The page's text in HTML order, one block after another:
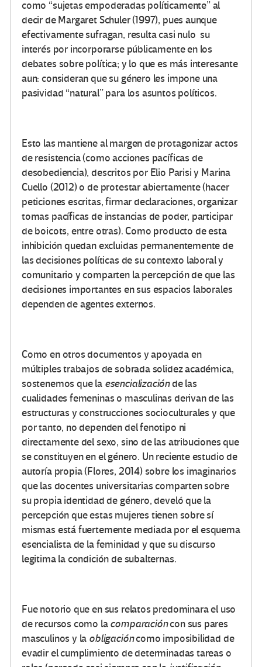
como “sujetas empoderadas políticamente” al
decir de Margaret Schuler (1997), pues aunque
efectivamente sufragan, resulta casi nulo su
interés por incorporarse públicamente en los
debates sobre política; y lo que es más interesante
aun: consideran que su género les impone una
pasividad “natural” para los asuntos políticos.
Esto las mantiene al margen de protagonizar actos
de resistencia (como acciones pacíficas de
desobediencia), descritos por Elio Parisi y Marina
Cuello (2012) o de protestar abiertamente (hacer
peticiones escritas, firmar declaraciones, organizar
tomas pacíficas de instancias de poder, participar
de boicots, entre otras). Como producto de esta
inhibición quedan excluidas permanentemente de
las decisiones políticas de su contexto laboral y
comunitario y comparten la percepción de que las
decisiones importantes en sus espacios laborales
dependen de agentes externos.
Como en otros documentos y apoyada en
múltiples trabajos de sobrada solidez académica,
sostenemos que la esencializaciónde las
cualidades femeninas o masculinas derivan de las
estructuras y construcciones socioculturales y que
por tanto, no dependen del fenotipo ni
directamente del sexo, sino de las atribuciones que
se constituyen en el género. Un reciente estudio de
autoría propia (Flores, 2014) sobre los imaginarios
que las docentes universitarias comparten sobre
su propia identidad de género, develó que la
percepción que estas mujeres tienen sobre sí
mismas está fuertemente mediada por el esquema
esencialista de la feminidad y que su discurso
legitima la condición de subalternas.
Fue notorio que en sus relatos predominara el uso
de recursos como lacomparacióncon sus pares
masculinos y la obligacióncomo imposibilidad de
evadir el cumplimiento de determinadas tareas o